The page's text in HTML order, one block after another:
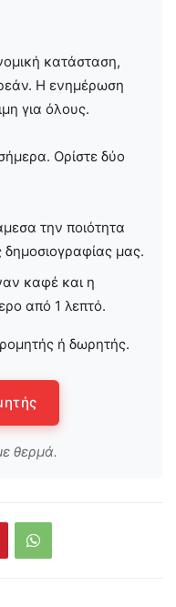
κατάσταση,
Η ενημέρωση
για όλους.
Ορίστε δύο
την ποιότητα
δημοσιογραφίας μας.
καφέ και η
από 1 λεπτό.
ή δωρητής.
θερμά.